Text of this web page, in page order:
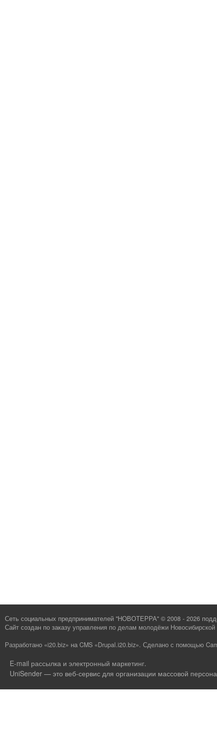
Сеть социальных предпринимателей "НОВОТЕРРА" © 2008 - 2026
Сайт создан по заказу управления по делам молодёжи Новосибирской
Разработано «i20.biz» на CMS «Drupal.i20.biz». Сделано с помощью
E-mail рассылка и электронный маркетинг.
UniSender — это веб-сервис для организации массовой